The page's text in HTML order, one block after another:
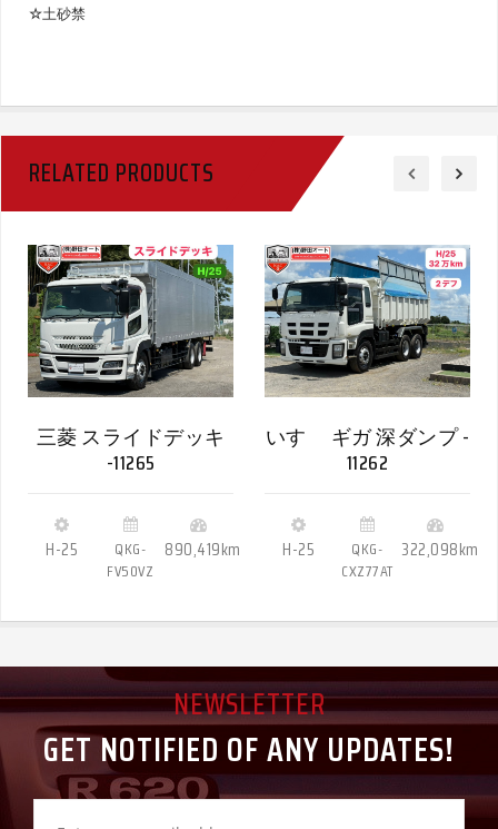
☆土砂禁
RELATED PRODUCTS
三菱 スライドデッキ
-11265
H-25
QKG-
FV50VZ
890,419km
いすゞ ギガ 深ダンプ -
11262
H-25
QKG-
CXZ77AT
322,098km
NEWSLETTER
GET NOTIFIED OF ANY UPDATES!